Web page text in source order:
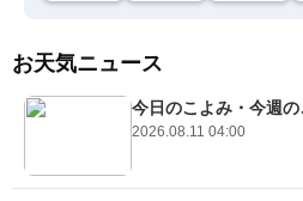
お天気ニュース
今日のこよみ・今週
2026.08.11 04:00